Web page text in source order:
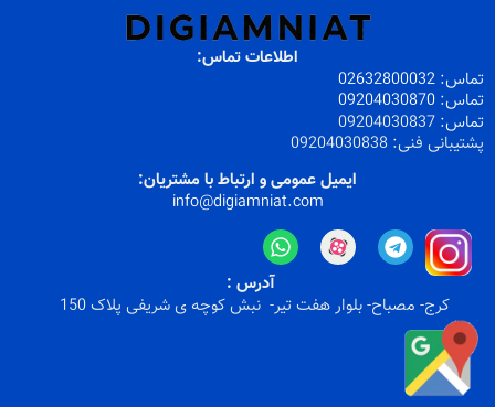
اطلاعات تماس:
تماس:
02632800032
تماس: 09204030870
تماس: 09204030837
پشتیبانی فنی: 09204030838
ایمیل عمومی و ارتباط با مشتریان:
info@digiamniat.com
آدرس :
کرج- مصباح- بلوار هفت تیر- نبش کوچه ی شریفی پلاک 150